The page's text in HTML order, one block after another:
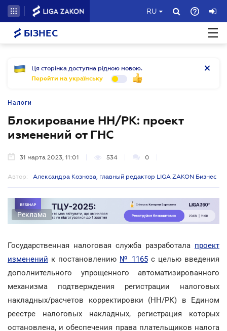
RU
БІЗНЕС
Ця сторінка доступна рідною мовою.
Перейти на українську
Налоги
Блокирование НН/РК: проект
изменений от ГНС
31 марта 2023, 11:01 534 0
Автор: Александра Кознова, главный редактор LIGA ZAKON Бизнес
Реклама
Государственная налоговая служба разработала проект
изменений к постановлению № 1165с целью введения
дополнительного упрощенного автоматизированного
механизма подтверждения регистрации налоговых
накладных/расчетов корректировки (НН/РК) в Едином
реестре налоговых накладных, регистрация которых
остановлена, и обеспечения права плательщиков налога